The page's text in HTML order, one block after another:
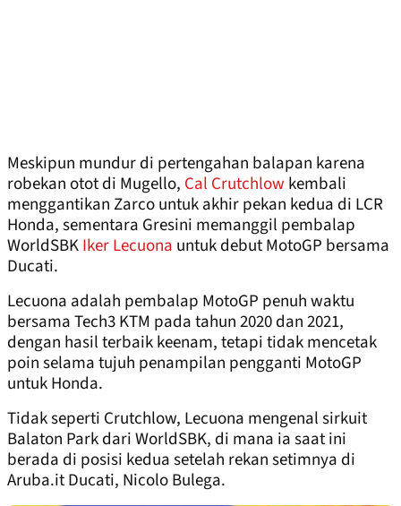
Meskipun mundur di pertengahan balapan karena
robekan otot di Mugello, Cal Crutchlow kembali
menggantikan Zarco untuk akhir pekan kedua di LCR
Honda, sementara Gresini memanggil pembalap
WorldSBKIker Lecuona untuk debut MotoGP bersama
Ducati.
Lecuona adalah pembalap MotoGP penuh waktu
bersama Tech3 KTM pada tahun 2020 dan 2021,
dengan hasil terbaik keenam, tetapi tidak mencetak
poin selama tujuh penampilan pengganti MotoGP
untuk Honda.
Tidak seperti Crutchlow, Lecuona mengenal sirkuit
Balaton Park dari WorldSBK, di mana ia saat ini
berada di posisi kedua setelah rekan setimnya di
Aruba.it Ducati, Nicolo Bulega.